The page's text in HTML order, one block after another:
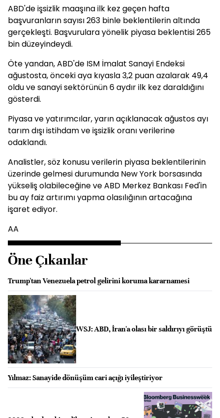
ABD'de işsizlik maaşına ilk kez geçen hafta
başvuranların sayısı 263 binle beklentilerin altında
gerçekleşti. Başvurulara yönelik piyasa beklentisi 265
bin düzeyindeydi.
Öte yandan, ABD'de ISM İmalat Sanayi Endeksi
ağustosta, önceki aya kıyasla 3,2 puan azalarak 49,4
oldu ve sanayi sektörünün 6 aydır ilk kez daraldığını
gösterdi.
Piyasa ve yatırımcılar, yarın açıklanacak ağustos ayı
tarım dışı istihdam ve işsizlik oranı verilerine
odaklandı.
Analistler, söz konusu verilerin piyasa beklentilerinin
üzerinde gelmesi durumunda New York borsasında
yükseliş olabileceğine ve ABD Merkez Bankası Fed'in
bu ay faiz artırımı yapma olasılığının artacağına
işaret ediyor.
AA
Öne Çıkanlar
Trump'tan Venezuela petrol gelirini koruma kararnamesi
WSJ: ABD, İran'a olası bir saldırıyı görüştü
Yılmaz: Sanayide dönüşüm cari açığı iyileştiriyor